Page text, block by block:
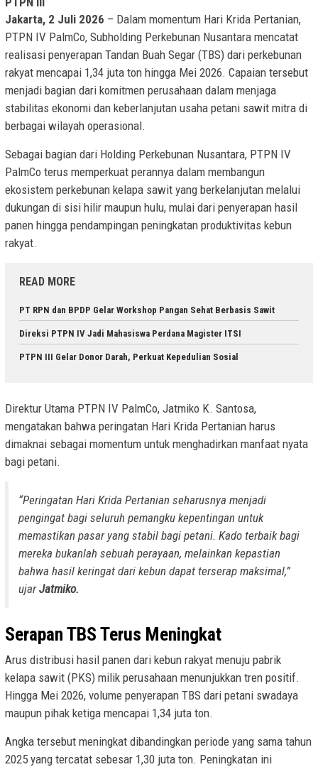
Jakarta, 2 Juli 2026 – Dalam momentum Hari Krida Pertanian,
PTPN IV PalmCo, Subholding Perkebunan Nusantara mencatat
realisasi penyerapan Tandan Buah Segar (TBS) dari perkebunan
rakyat mencapai 1,34 juta ton hingga Mei 2026. Capaian tersebut
menjadi bagian dari komitmen perusahaan dalam menjaga
stabilitas ekonomi dan keberlanjutan usaha petani sawit mitra di
berbagai wilayah operasional.
Sebagai bagian dari Holding Perkebunan Nusantara, PTPN IV
PalmCo terus memperkuat perannya dalam membangun
ekosistem perkebunan kelapa sawit yang berkelanjutan melalui
dukungan di sisi hilir maupun hulu, mulai dari penyerapan hasil
panen hingga pendampingan peningkatan produktivitas kebun
rakyat.
READ MORE
PT RPN dan BPDP Gelar Workshop Pangan Sehat Berbasis Sawit
Direksi PTPN IV Jadi Mahasiswa Perdana Magister ITSI
PTPN III Gelar Donor Darah, Perkuat Kepedulian Sosial
Direktur Utama PTPN IV PalmCo, Jatmiko K. Santosa,
mengatakan bahwa peringatan Hari Krida Pertanian harus
dimaknai sebagai momentum untuk menghadirkan manfaat nyata
bagi petani.
“Peringatan Hari Krida Pertanian seharusnya menjadi
pengingat bagi seluruh pemangku kepentingan untuk
memastikan pasar yang stabil bagi petani. Kado terbaik bagi
mereka bukanlah sebuah perayaan, melainkan kepastian
bahwa hasil keringat dari kebun dapat terserap maksimal,”
ujarJatmiko.
Serapan TBS Terus Meningkat
Arus distribusi hasil panen dari kebun rakyat menuju pabrik
kelapa sawit (PKS) milik perusahaan menunjukkan tren positif.
Hingga Mei 2026, volume penyerapan TBS dari petani swadaya
maupun pihak ketiga mencapai 1,34 juta ton.
Angka tersebut meningkat dibandingkan periode yang sama tahun
2025 yang tercatat sebesar 1,30 juta ton. Peningkatan ini